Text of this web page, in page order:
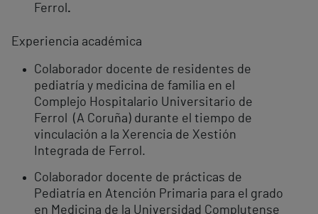
Ferrol .
Experiencia académica
Colaborador docente de residentes de
pediatría y medicina de familia en el
Complejo Hospitalario Universitario de
Ferrol (A Coruña) durante el tiempo de
vinculación a la Xerencia de Xestión
Integrada de Ferrol.
Colaborador docente de prácticas de
Pediatría en Atención Primaria para el grado
en Medicina de la Universidad Complutense